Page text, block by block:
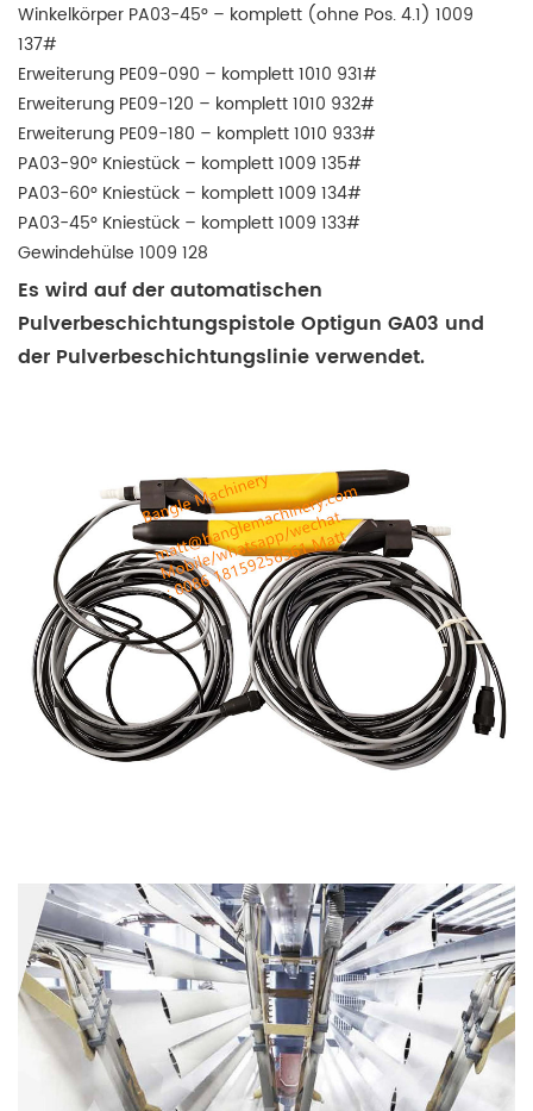
Winkelkörper PA03-45° – komplett (ohne Pos. 4.1) 1009
137#
Erweiterung PE09-090 – komplett 1010 931#
Erweiterung PE09-120 – komplett 1010 932#
Erweiterung PE09-180 – komplett 1010 933#
PA03-90° Kniestück – komplett 1009 135#
PA03-60° Kniestück – komplett 1009 134#
PA03-45° Kniestück – komplett 1009 133#
Gewindehülse 1009 128
Es wird auf der automatischen
Pulverbeschichtungspistole Optigun GA03 und
der Pulverbeschichtungslinie verwendet.